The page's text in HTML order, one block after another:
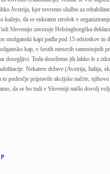
Avstrija, kjer tovrstno službo za
da se enkraten strošek v
Slovenijo zavezuje Helsingborgška
možganski kapi padla pod 15 odstotkov in
kap, v šestih mesecih samostojnih
dosegljivi. Toda dosežemo jih lahko le z
Nekatere države (Avstrija, Italija,
področje pripravile akcijske načrte, njihovo
da se bo tudi v Sloveniji našlo dovolj